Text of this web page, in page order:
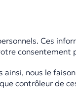
Ces
consentement
nous le
contrôleur de